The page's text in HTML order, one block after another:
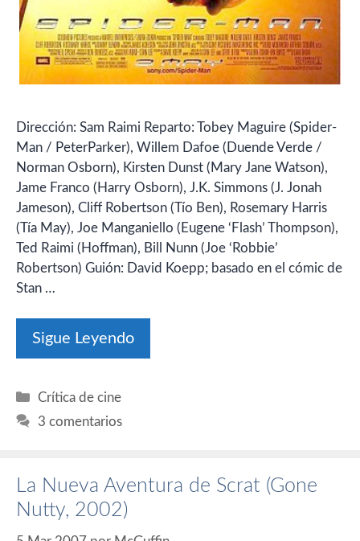
Dirección: Sam Raimi Reparto: Tobey Maguire (Spider-
Man / PeterParker), Willem Dafoe (Duende Verde /
Norman Osborn), Kirsten Dunst (Mary Jane Watson),
Jame Franco (Harry Osborn), J.K. Simmons (J. Jonah
Jameson), Cliff Robertson (Tío Ben), Rosemary Harris
(Tía May), Joe Manganiello (Eugene ‘Flash’ Thompson),
Ted Raimi (Hoffman), Bill Nunn (Joe ‘Robbie’
Robertson) Guión: David Koepp; basado en el cómic de
Stan …
Sigue Leyendo
Categorías
Crítica de cine
3 comentarios
La Nueva Aventura de Scrat (Gone
Nutty, 2002)